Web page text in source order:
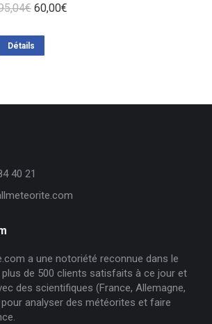
€ Le
initial
60,00€
Détails
40 21
a une notoriété reconnue dans le
de 500 clients satisfaits à ce jour et
des scientifiques (France, Allemagne,
analyser des météorites et faire